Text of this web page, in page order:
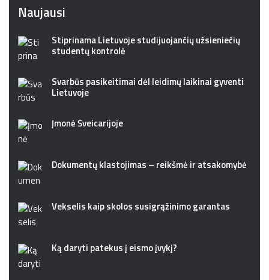
Naujausi
Stiprinama Lietuvoje studijuojančių užsieniečių
studentų kontrolė
Svarbūs pasikeitimai dėl leidimų laikinai gyventi
Lietuvoje
Įmonė Šveicarijoje
Dokumentų klastojimas – reikšmė ir atsakomybė
Vekselis kaip skolos susigrąžinimo garantas
Ką daryti patekus į eismo įvykį?